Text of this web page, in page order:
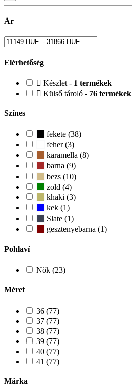
Ár
Elérhetőség
Készlet - 1 termékek
Külső tároló - 76 termékek
Színes
fekete (38)
feher (3)
karamella (8)
barna (9)
bezs (10)
zold (4)
khaki (3)
kek (1)
Slate (1)
gesztenyebarna (1)
Pohlaví
Nők (23)
Méret
36 (77)
37 (77)
38 (77)
39 (77)
40 (77)
41 (77)
Márka